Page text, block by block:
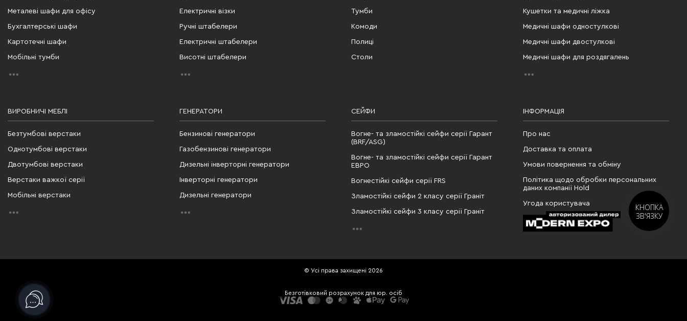
Металеві шафи для офісу
Бухгалтерські шафи
Картотечні шафи
Мобільні тумби
Електричні візки
Ручні штабелери
Електричні штабелери
Висотні штабелери
Тумби
Комоди
Полиці
Столи
Кушетки та медичні ліжка
Медичні шафи одностулкові
Медичні шафи двостулкові
Медичні шафи для роздягалень
ВИРОБНИЧІ МЕБЛІ
Безтумбові верстаки
Однотумбові верстаки
Двотумбові верстаки
Верстаки важкої серії
Мобільні верстаки
ГЕНЕРАТОРИ
Бензинові генератори
Газобензинові генератори
Дизельні інверторні генератори
Інверторні генератори
Дизельні генератори
СЕЙФИ
Вогне- та зламостійкі сейфи серії Гарант
(BRF/ASG)
Вогне- та зламостійкі сейфи серії Гарант
ЕВРО
Вогнестійкі сейфи серії FRS
Зламостійкі сейфи 2 класу серії Граніт
Зламостійкі сейфи 3 класу серії Граніт
ІНФОРМАЦІЯ
Про нас
Доставка та оплата
Умови повернення та обміну
Політика щодо обробки персональних
даних компанії Hold
Угода користувача
© Усі права захищені 2026
Безготівковий розрахунок для юр. осіб
КНОПКА
ЗВ'ЯЗКУ